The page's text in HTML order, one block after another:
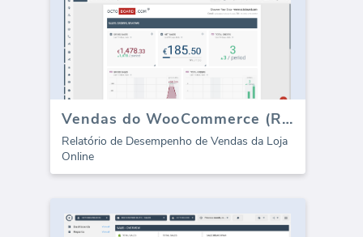
Vendas do WooCommerce (Relatório)
Relatório de Desempenho de Vendas da Loja
Online